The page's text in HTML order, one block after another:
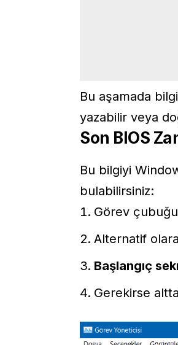
Bu aşamada
yazabilir veya
Son BIOS
Bu bilgiyi
bulabilirsiniz:
Görev
Alternatif
Başlangıç
Gerekirse